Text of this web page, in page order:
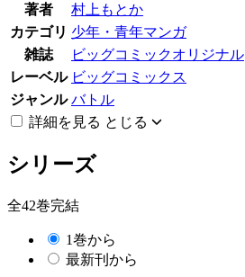
著者
村上もとか
カテゴリ 少年・青年マンガ
雑誌
ビッグコミックオリジナル
レーベル ビッグコミックス
ジャンル バトル
詳細を見る とじる
シリーズ
全42巻完結
1巻から
最新刊から